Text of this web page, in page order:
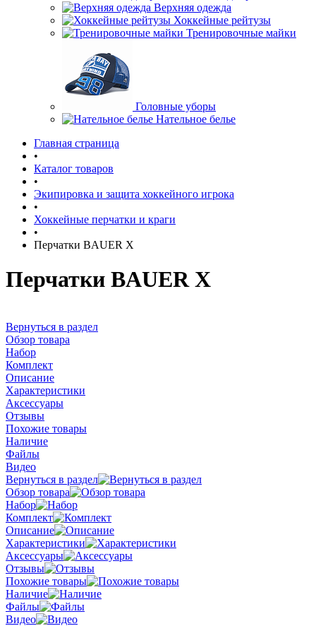
Верхняя одежда
Хоккейные рейтузы
Тренировочные майки
Головные уборы
Нательное белье
Главная страница
•
Каталог товаров
•
Экипировка и защита хоккейного игрока
•
Хоккейные перчатки и краги
•
Перчатки BAUER X
Перчатки BAUER X
Вернуться в раздел
Обзор товара
Набор
Комплект
Описание
Характеристики
Аксессуары
Отзывы
Похожие товары
Наличие
Файлы
Видео
Вернуться в раздел
Обзор товара
Набор
Комплект
Описание
Характеристики
Аксессуары
Отзывы
Похожие товары
Наличие
Файлы
Видео